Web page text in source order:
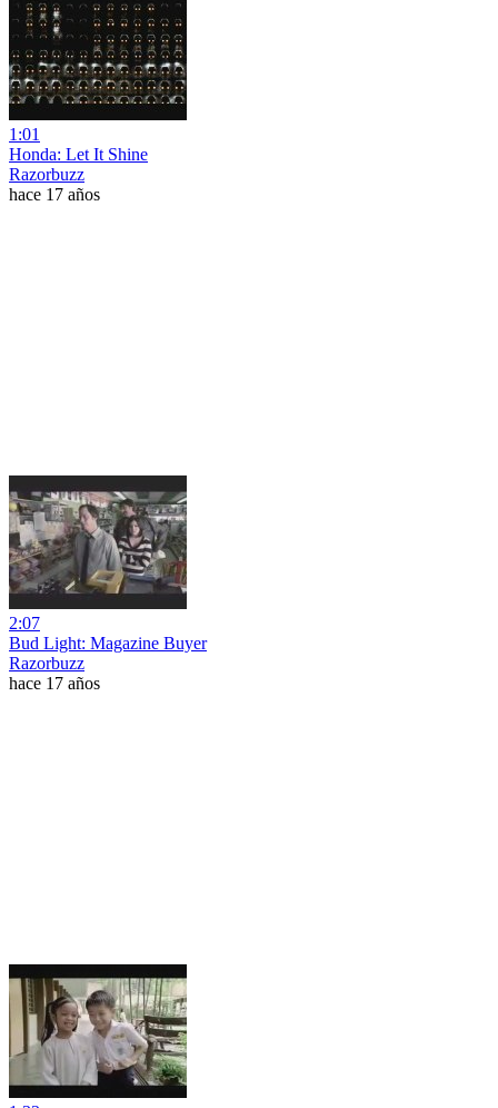
1:01
Honda: Let It Shine
Razorbuzz
hace 17 años
2:07
Bud Light: Magazine Buyer
Razorbuzz
hace 17 años